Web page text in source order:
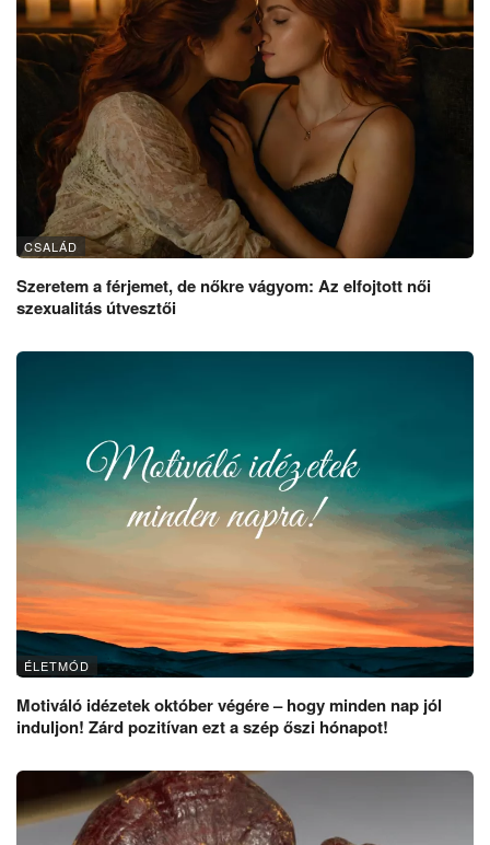
CSALÁD
Szeretem a férjemet, de nőkre vágyom: Az elfojtott női
szexualitás útvesztői
ÉLETMÓD
Motiváló idézetek október végére – hogy minden nap jól
induljon! Zárd pozitívan ezt a szép őszi hónapot!